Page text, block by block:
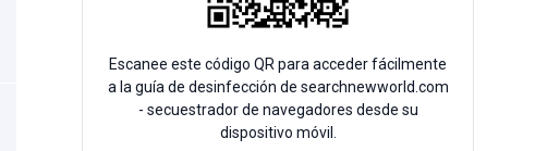
Escanee este código QR para acceder fácilmente
a la guía de desinfección de searchnewworld.com
- secuestrador de navegadores desde su
dispositivo móvil.